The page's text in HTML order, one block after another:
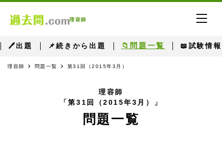
理容師
🖊出題 📌続きから出題 📁問題一覧 📖試験情報
理容師 問題一覧 第31回（2015年3月）
理容師
「第31回（2015年3月）」
問題一覧